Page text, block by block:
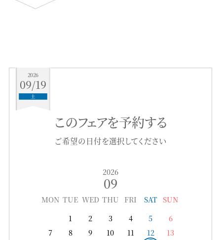
2026
09/19
土
このフェアを予約する
ご希望の日付を選択してください
2026
09
MON TUE WED THU FRI SAT SUN
1
2 3 4 5
6
7
8 9 10 11 12
13